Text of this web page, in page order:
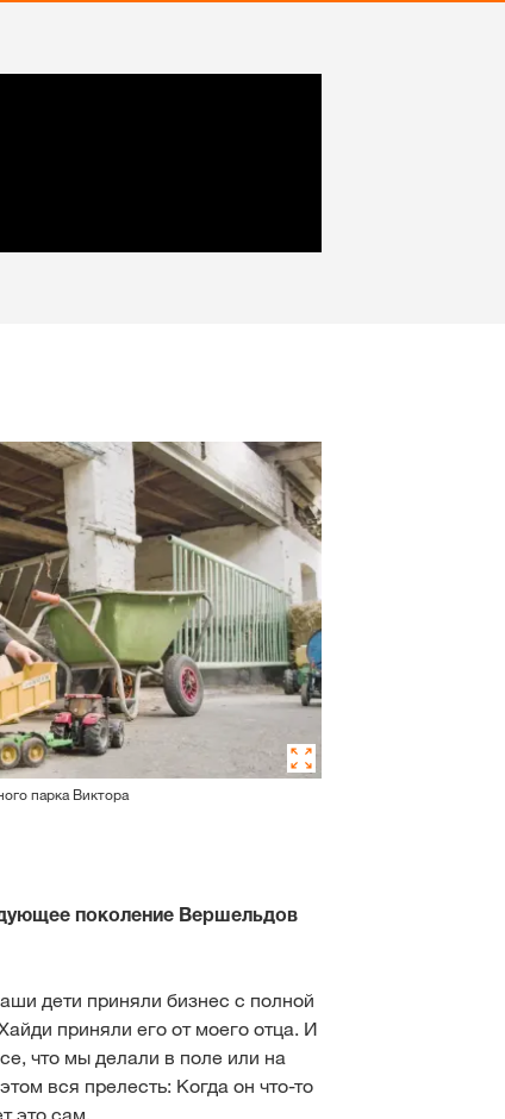
парка Виктора
поколение Вершельдов
дети приняли бизнес с полной
приняли его от моего отца. И
что мы делали в поле или на
вся прелесть: Когда он что-то
это сам.